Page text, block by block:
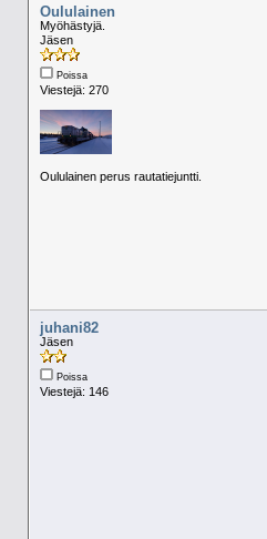
Oululainen
Myöhästyjä.
Jäsen
Poissa
Viestejä: 270
Oululainen perus rautatiejuntti.
juhani82
Jäsen
Poissa
Viestejä: 146